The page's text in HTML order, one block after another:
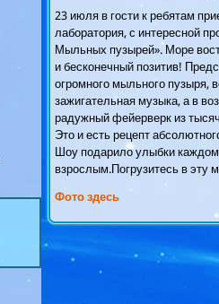
23 июля в гости к ребятам
лаборатория, с интересной
Мыльных пузырей». Море
и бесконечный позитив!
огромного мыльного пузыря,
зажигательная музыка, а в
радужный фейерверк из
Это и есть рецепт
Шоу подарило улыбки
взрослым.Погрузитесь в эту
Фото здесь